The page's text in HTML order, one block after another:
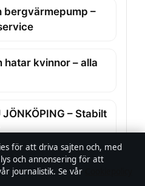
bergvärmepump –
hatar kvinnor – alla
– Stabilt
din IP-adress på alla
för att driva sajten och, med
och annonsering för att
journalistik. Se vår